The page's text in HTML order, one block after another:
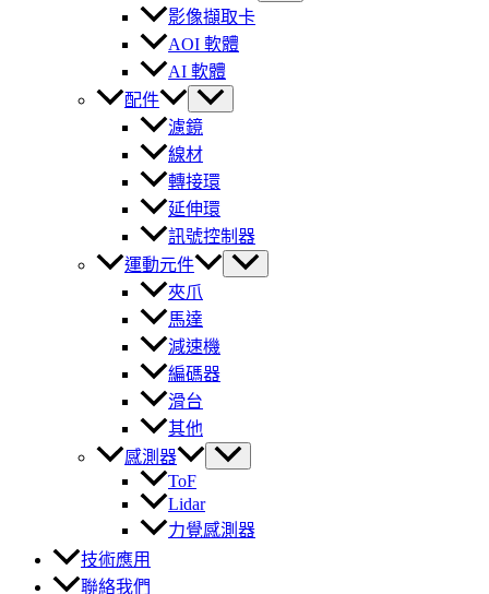
影像擷取卡
AOI 軟體
AI 軟體
配件
濾鏡
線材
轉接環
延伸環
訊號控制器
運動元件
夾爪
馬達
減速機
編碼器
滑台
其他
感測器
ToF
Lidar
力覺感測器
技術應用
聯絡我們